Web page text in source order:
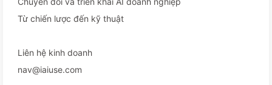
Từ chiến lược đến kỹ thuật
Liên hệ kinh doanh
nav@iaiuse.com